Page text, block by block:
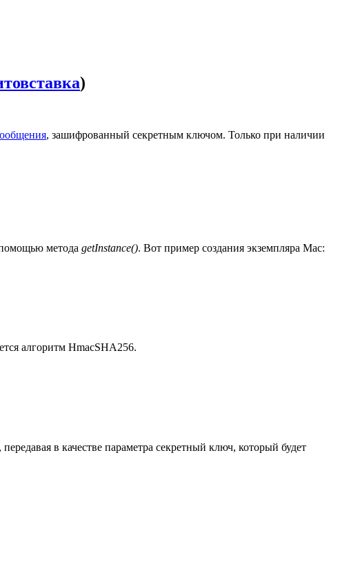
)
, зашифрованный секретным ключом. Только при наличии
помощью метода getInstance(). Вот пример создания экземпляра Mac:
алгоритм HmacSHA256.
, передавая в качестве параметра секретный ключ, который будет